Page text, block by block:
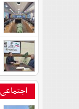
اجتماعی